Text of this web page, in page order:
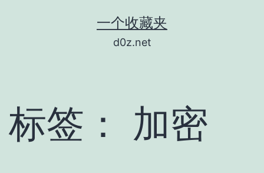
一个收藏夹
d0z.net
标签： 加密